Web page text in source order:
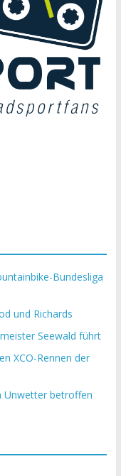
Bundesliga
und Richards
Seewald führt
XCO-Rennen der
Unwetter betroffen